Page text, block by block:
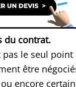
du contrat.
le seul
être
encore